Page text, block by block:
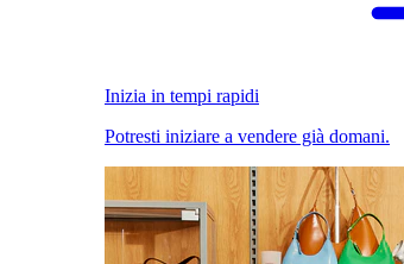
Inizia in tempi rapidi
Potresti iniziare a vendere già domani.